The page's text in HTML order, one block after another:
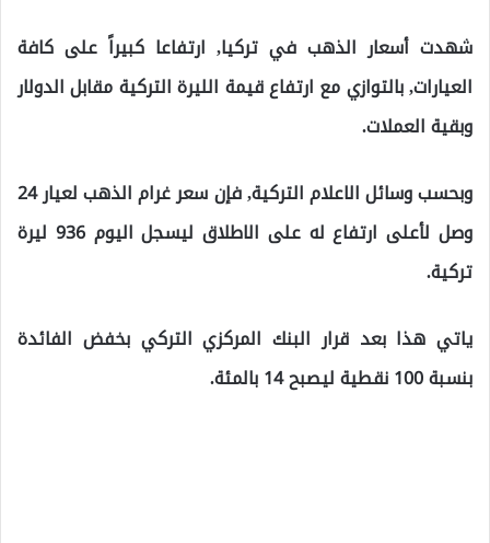
شهدت أسعار الذهب في تركيا, ارتفاعا كبيراً على كافة
العيارات, بالتوازي مع ارتفاع قيمة الليرة التركية مقابل الدولار
وبقية العملات.
وبحسب وسائل الاعلام التركية, فإن سعر غرام الذهب لعيار 24
وصل لأعلى ارتفاع له على الاطلاق ليسجل اليوم 936 ليرة
تركية.
ياتي هذا بعد قرار البنك المركزي التركي بخفض الفائدة
بنسبة 100 نقطية ليصبح 14 بالمئة.